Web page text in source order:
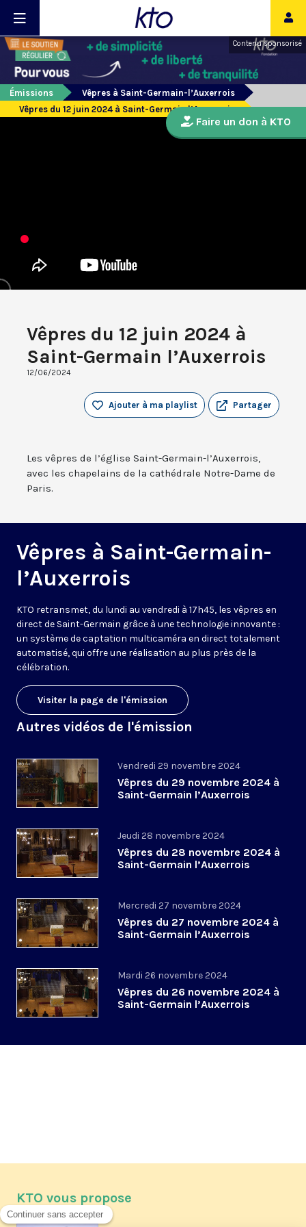
Contenu sponsorisé
Émissions
Vêpres à Saint-Germain-l’Auxerrois
Vêpres du 12 juin 2024 à Saint-Germain l’Auxerrois
Vêpres du 12 juin 2024 à
Saint-Germain l’Auxerrois
12/06/2024
Partager
Ajouter à ma playlist
Les vêpres de l’église Saint-Germain-l’Auxerrois,
avec les chapelains de la cathédrale Notre-Dame de
Paris.
Vêpres à Saint-Germain-
l’Auxerrois
KTO retransmet, du lundi au vendredi à 17h45, les vêpres en
direct de Saint-Germain grâce à une technologie innovante :
un système de captation multicaméra en direct totalement
automatisé, qui offre une réalisation au plus près de la
célébration.
Visiter la page de l'émission
Autres vidéos de l'émission
Vendredi 29 novembre 2024
Vêpres du 29 novembre 2024 à
Saint-Germain l’Auxerrois
Jeudi 28 novembre 2024
Vêpres du 28 novembre 2024 à
Saint-Germain l’Auxerrois
Mercredi 27 novembre 2024
Vêpres du 27 novembre 2024 à
Saint-Germain l’Auxerrois
Mardi 26 novembre 2024
Vêpres du 26 novembre 2024 à
Saint-Germain l’Auxerrois
Faire un don à KTO
KTO vous propose